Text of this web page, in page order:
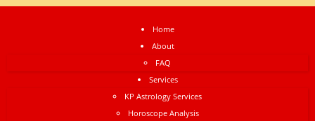
Home
About
FAQ
Services
KP Astrology Services
Horoscope Analysis